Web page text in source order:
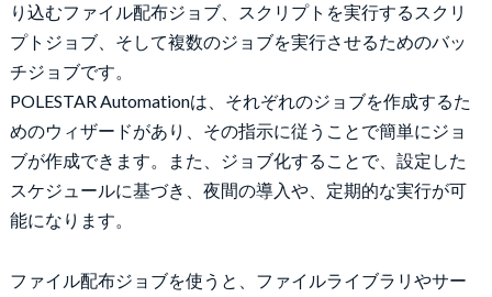
り込むファイル配布ジョブ、スクリプトを実行するスクリ
プトジョブ、そして複数のジョブを実行させるためのバッ
チジョブです。
POLESTAR Automationは、それぞれのジョブを作成するた
めのウィザードがあり、その指示に従うことで簡単にジョ
ブが作成できます。また、ジョブ化することで、設定した
スケジュールに基づき、夜間の導入や、定期的な実行が可
能になります。
ファイル配布ジョブを使うと、ファイルライブラリやサー